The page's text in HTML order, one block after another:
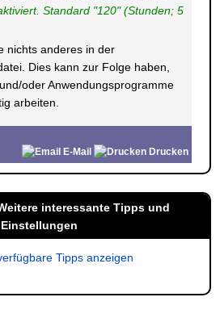
Standard "120" (Stunden; 5
nichts anderes in der
Dies kann zur Folge haben,
oder Anwendungsprogramme
arbeiten.
E-Mail
Drucken
interessante Tipps und
Einstellungen
Tipps anzeigen